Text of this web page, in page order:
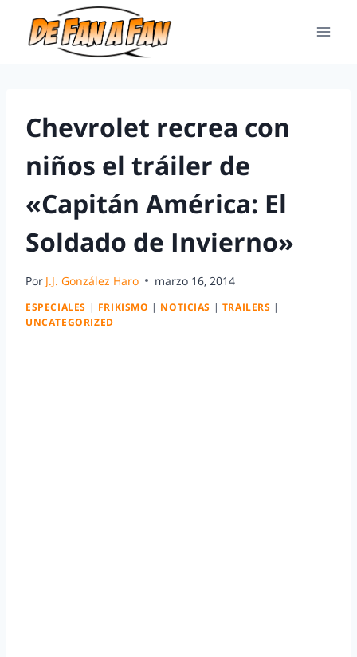
Chevrolet recrea con
niños el tráiler de
«Capitán América: El
Soldado de Invierno»
Por J.J. González Haro marzo 16, 2014
ESPECIALES | FRIKISMO | NOTICIAS | TRAILERS |
UNCATEGORIZED